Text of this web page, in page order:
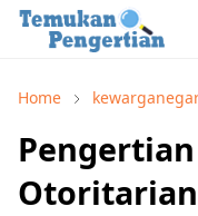
Home
Otoritarian